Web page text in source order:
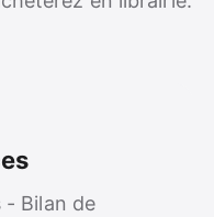
- Bilan de